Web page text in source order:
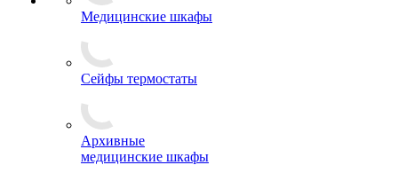
Медицинские шкафы
Сейфы термостаты
Архивные
медицинские шкафы